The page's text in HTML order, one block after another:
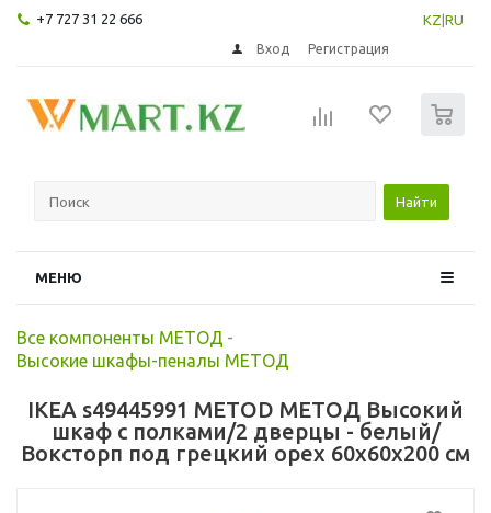
+7 727 31 22 666 KZ RU
Вход Регистрация
Найти
МЕНЮ
Все компоненты МЕТОД -
Высокие шкафы-пеналы МЕТОД
IKEA s49445991 METOD МЕТОД Высокий
шкаф с полками/2 дверцы - белый/
Воксторп под грецкий орех 60x60x200 см